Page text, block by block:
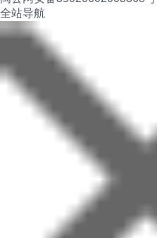
全站导航